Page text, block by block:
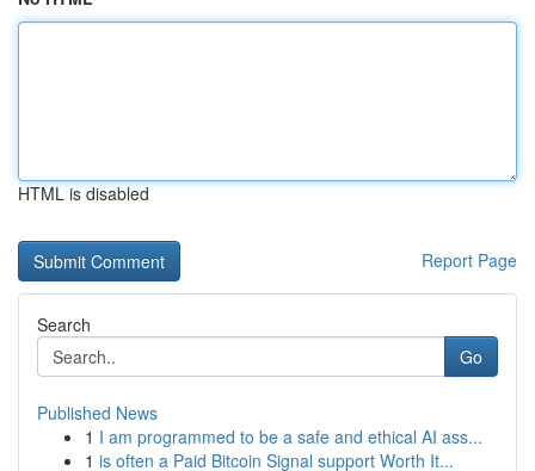
HTML is disabled
Report Page
Search
Go
Published News
1 I am programmed to be a safe and ethical AI ass...
1 is often a Paid Bitcoin Signal support Worth It...